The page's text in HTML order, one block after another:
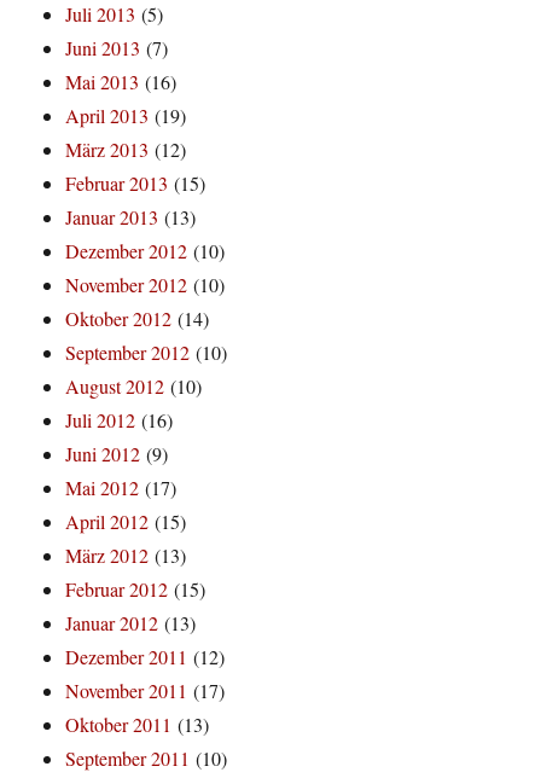
Juli 2013 (5)
Juni 2013 (7)
Mai 2013 (16)
April 2013 (19)
März 2013 (12)
Februar 2013 (15)
Januar 2013 (13)
Dezember 2012 (10)
November 2012 (10)
Oktober 2012 (14)
September 2012 (10)
August 2012 (10)
Juli 2012 (16)
Juni 2012 (9)
Mai 2012 (17)
April 2012 (15)
März 2012 (13)
Februar 2012 (15)
Januar 2012 (13)
Dezember 2011 (12)
November 2011 (17)
Oktober 2011 (13)
September 2011 (10)